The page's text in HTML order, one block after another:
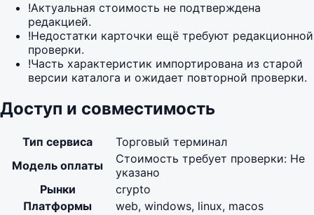
!Актуальная стоимость не подтверждена
редакцией.
!Недостатки карточки ещё требуют редакционной
проверки.
!Часть характеристик импортирована из старой
версии каталога и ожидает повторной проверки.
Доступ и совместимость
Тип сервиса
Торговый терминал
Модель оплаты
Стоимость требует проверки: Не
указано
Рынки
crypto
Платформы
web, windows, linux, macos